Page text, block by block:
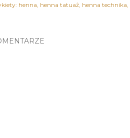
henna henna tatuaż henna technika